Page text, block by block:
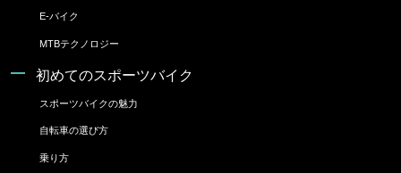
E-バイク
MTBテクノロジー
初めてのスポーツバイク
スポーツバイクの魅力
自転車の選び方
乗り方